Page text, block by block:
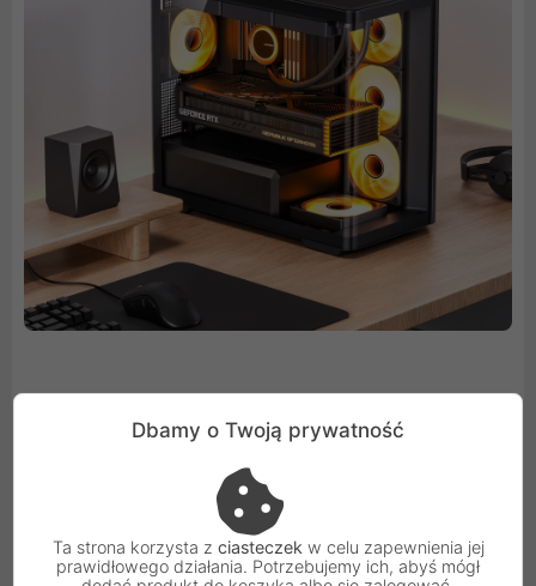
Wyjątkowa Wydajność Chłodzenia
Zaprojektowana z myślą o optymalnym przepływie
powietrza, obudowa oferuje szerokie możliwości
montażu wentylatorów. Można w niej zainstalować
Dbamy o Twoją prywatność
Ta strona korzysta z ciasteczek w celu zapewnienia jej
prawidłowego działania. Potrzebujemy ich, abyś mógł